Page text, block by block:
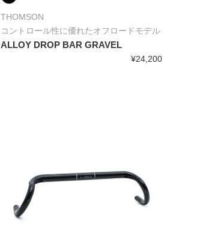
THOMSON
コントロール性に優れたオフロードモデル
ALLOY DROP BAR GRAVEL
¥24,200